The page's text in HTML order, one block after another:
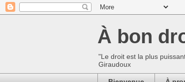
À bon
"Le droit est la plus
Giraudoux